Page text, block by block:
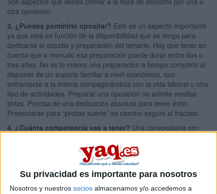
Su privacidad es importante para nosotros
Nosotros y nuestros socios almacenamos y/o accedemos a
otra oposición.
3. ¿Puedes permitirte opositar? Este es un aspecto importante
ya que está en función de la disponibilidad que se tenga para
dedicarse al estudio y preparación del temario. Hay que tener en
cuenta que a menudo esa preparación puede durar entre dos o
tres años. No es lo mismo una preparación a tiempo completo al
disponer de un soporte familiar a nivel económico, que
enfrentarse a la misma compaginándola con la vida laboral u otro
tipo de actividades. Preparar una oposición no admite medias
tintas. Precisa de una dedicación absoluta para tener éxito.
Presentarse para “probar suerte” es camino seguro al fracaso.
4. ¿Cuánta competencia vas a tener? Una convocatoria con
muchos los aspirantes. Lo más conveniente es consultar el
histórico de las distintas oposiciones que nos puedan interesar
para comprobar el ratio de plazas/aspirantes. Habitualmente las
oposiciones más exigentes presentan una mejor proporción entre
plazas convocadas e instancias presentadas.